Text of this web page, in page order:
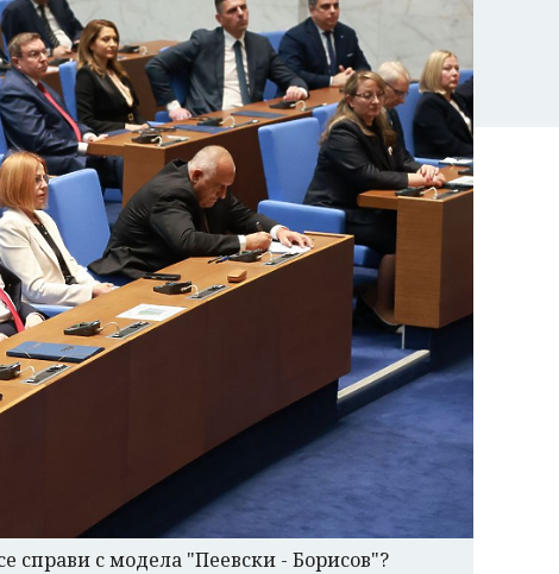
справи с модела "Пеевски - Борисов"?